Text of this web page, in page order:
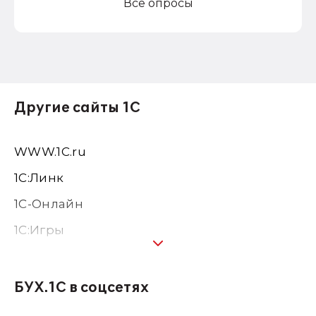
Все опросы
Другие сайты 1С
WWW.1С.ru
1С:Линк
1С-Онлайн
1C:Игры
1С:Консалтинг
БУХ.1С в соцсетях